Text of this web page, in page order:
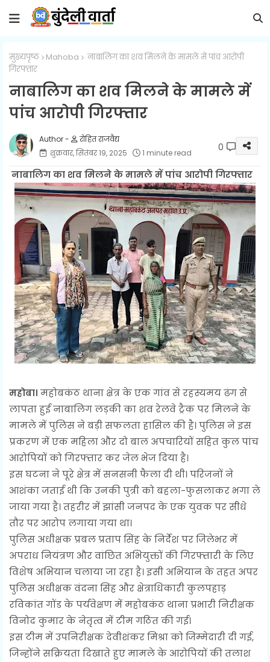
मुख्यपृष्ठ Mahoba
नाबालिग का शव मिलने के मामले में पांच आरोपी
गिरफ्तार
नाबालिग का शव मिलने के मामले में
पांच आरोपी गिरफ्तार
रोहित राजवैद्य
शुक्रवार, सितंबर 19, 2025
1 minute read 0
नाबालिग का शव मिलने के मामले में पांच आरोपी गिरफ्तार
महोबा। महोबकंठ थाना क्षेत्र के एक गांव से रहस्यमय ढंग से
लापता हुई नाबालिग लड़की का शव रेलवे ट्रैक पर मिलने के
मामले में पुलिस ने बड़ी सफलता हासिल की है। पुलिस ने इस
प्रकरण में एक महिला और दो बाल अपचारियों सहित कुल पांच
आरोपियों को गिरफ्तार कर जेल भेज दिया है।
इस घटना ने पूरे क्षेत्र में सनसनी फैला दी थी। परिजनों ने
आशंका जताई थी कि उनकी पुत्री को बहला-फुसलाकर भगा ले
जाया गया है। तहरीर में झांसी जनपद के एक युवक पर सीधे
तौर पर आरोप लगाया गया था।
पुलिस अधीक्षक प्रबल प्रताप सिंह के निर्देश पर जिलेभर में
अपराध नियंत्रण और वांछित अभियुक्तों की गिरफ्तारी के लिए
विशेष अभियान चलाया जा रहा है। इसी अभियान के तहत अपर
पुलिस अधीक्षक वंदना सिंह और क्षेत्राधिकारी कुलपहाड़
रविकांत गोंड के पर्यवेक्षण में महोबकंठ थाना प्रभारी निरीक्षक
विनोद कुमार के नेतृत्व में टीम गठित की गई।
इस टीम में उपनिरीक्षक देवीशंकर मिश्रा को जिम्मेदारी दी गई,
जिन्होंने सक्रियता दिखाते हुए मामले के आरोपियों की तलाश